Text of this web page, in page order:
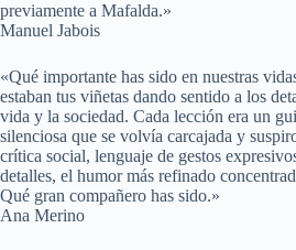
previamente a Mafalda.»
Manuel Jabois
«Qué importante has sido en nuestras
estaban tus viñetas dando sentido a los
vida y la sociedad. Cada lección era un
silenciosa que se volvía carcajada y
crítica social, lenguaje de gestos
detalles, el humor más refinado
Qué gran compañero has sido.»
Ana Merino